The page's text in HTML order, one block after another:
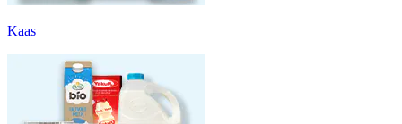
Kaas